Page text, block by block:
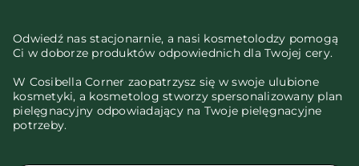
Odwiedź nas stacjonarnie, a nasi kosmetolodzy pomogą
Ci w doborze produktów odpowiednich dla Twojej cery.
W Cosibella Corner zaopatrzysz się w swoje ulubione
kosmetyki, a kosmetolog stworzy spersonalizowany plan
pielęgnacyjny odpowiadający na Twoje pielęgnacyjne
potrzeby.